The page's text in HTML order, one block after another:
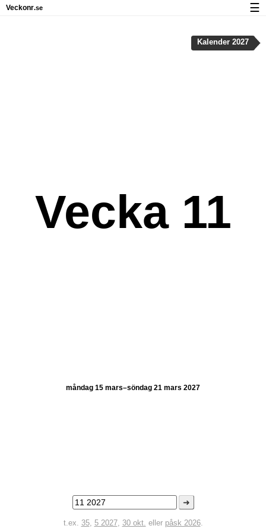
Vecka 11
måndag 15 mars–söndag 21 mars 2027
➜
t.ex. 35, 5 2027, 30 okt. eller påsk 2026.
Kalender 2027
Veckonr.se ☰